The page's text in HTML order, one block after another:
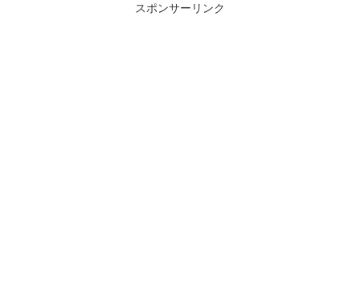
スポンサーリンク